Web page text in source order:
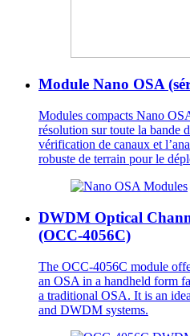
Module Nano OSA
Modules compacts Nano
résolution sur toute la bande
vérification de canaux et
robuste de terrain pour le
DWDM Optical
(OCC-4056C)
The OCC-4056C module
an OSA in a handheld form
a traditional OSA. It is an
and DWDM systems.